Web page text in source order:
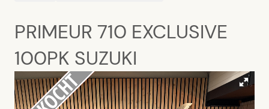
PRIMEUR 710 EXCLUSIVE
100PK SUZUKI